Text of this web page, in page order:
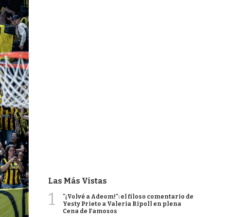
Las Más Vistas
1
"¡Volvé a Adeom!": el filoso comentario de
Yesty Prieto a Valeria Ripoll en plena
Cena de Famosos